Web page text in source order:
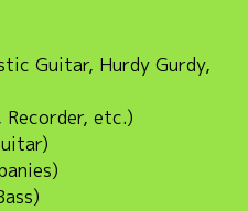
Guitar, Hurdy Gurdy,
Recorder, etc.)